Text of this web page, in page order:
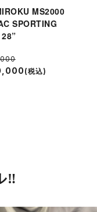
MS2000
SPORTING
(税込)
‼︎